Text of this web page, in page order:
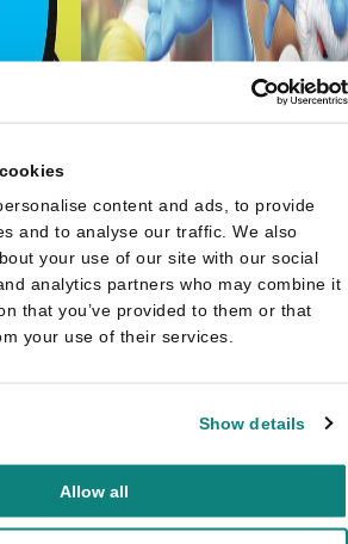
content and ads, to provide
and to analyse our traffic. We also
your use of our site with our social
analytics partners who may combine it
that you’ve provided to them or that
your use of their services.
Show details
Allow all